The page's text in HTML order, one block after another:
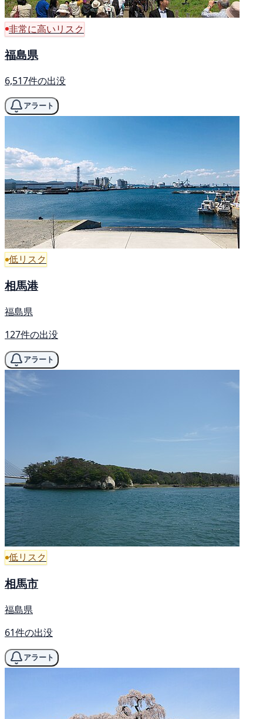
非常に高いリスク
福島県
6,517件の出没
アラート
低リスク
相馬港
福島県
127件の出没
アラート
低リスク
相馬市
福島県
61件の出没
アラート